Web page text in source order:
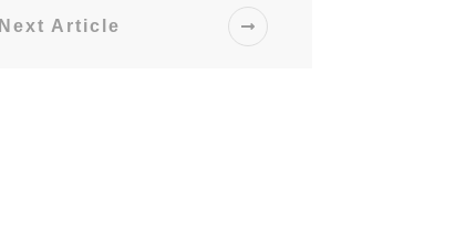
Next Article